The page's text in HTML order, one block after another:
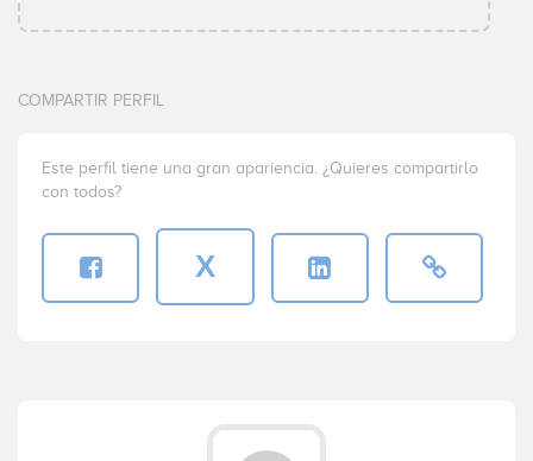
COMPARTIR PERFIL
Este perfil tiene una gran apariencia. ¿Quieres compartirlo
con todos?
X